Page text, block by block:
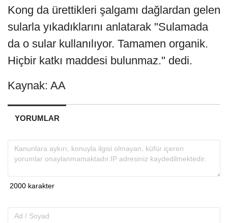
Kong da ürettikleri şalgamı dağlardan gelen
sularla yıkadıklarını anlatarak "Sulamada
da o sular kullanılıyor. Tamamen organik.
Hiçbir katkı maddesi bulunmaz." dedi.
Kaynak: AA
YORUMLAR